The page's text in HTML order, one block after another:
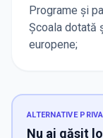
Programe şi
Şcoala dotată
europene;
ALTERNATIVE
Nu ai găsit